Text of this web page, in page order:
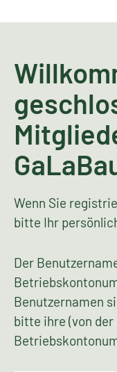
Wenn Sie
bitte Ihr
Der
Benutzernamen
bitte ihre (von